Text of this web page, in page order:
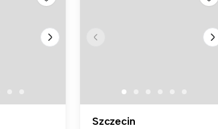
Szczecin